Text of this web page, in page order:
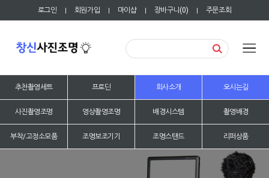
로그인 | 회원가입 | 마이샵 | 장바구니(0) | 주문조회
추천촬영세트 프로딘 회사소개 오시는길
사진촬영조명 영상촬영조명 배경시스템 촬영배경
부착/고정소모품 조명보조기기 조명스탠드 리퍼상품